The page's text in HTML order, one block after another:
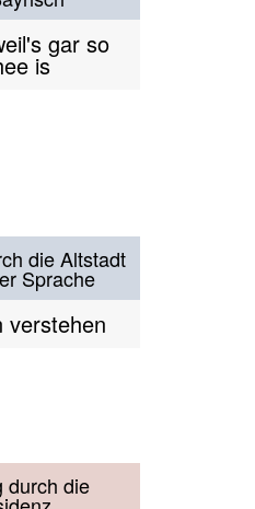
und
Macht und
durch
sterben
verderben
Westend